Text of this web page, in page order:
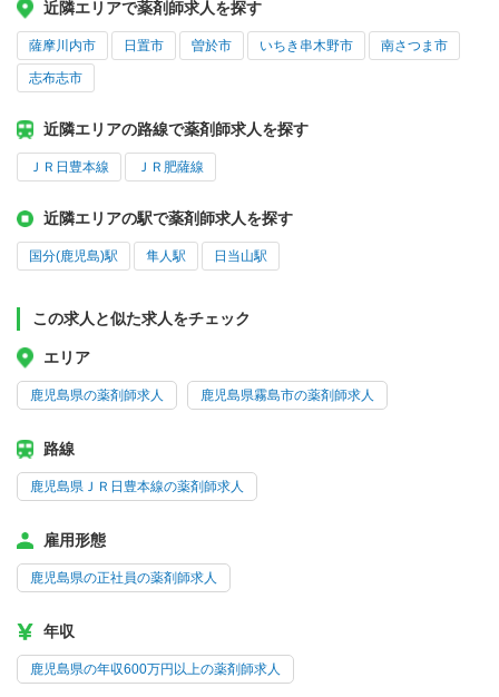
近隣エリアで薬剤師求人を探す
薩摩川内市 日置市 曽於市 いちき串木野市 南さつま市
志布志市
近隣エリアの路線で薬剤師求人を探す
ＪＲ日豊本線 ＪＲ肥薩線
近隣エリアの駅で薬剤師求人を探す
国分(鹿児島)駅 隼人駅 日当山駅
この求人と似た求人をチェック
エリア
鹿児島県の薬剤師求人 鹿児島県霧島市の薬剤師求人
路線
鹿児島県ＪＲ日豊本線の薬剤師求人
雇用形態
鹿児島県の正社員の薬剤師求人
年収
鹿児島県の年収600万円以上の薬剤師求人